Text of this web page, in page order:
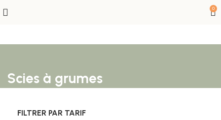
0
Scies à grumes
FILTRER PAR TARIF